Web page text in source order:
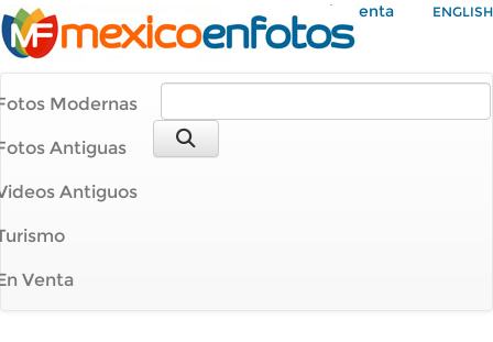
Mi Cuenta ENGLISH
Modernas
Antiguas
Antiguos
Venta